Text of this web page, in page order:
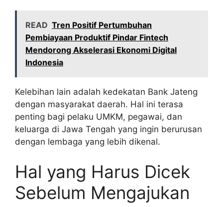
READ Tren Positif Pertumbuhan
Pembiayaan Produktif Pindar Fintech
Mendorong Akselerasi Ekonomi Digital
Indonesia
Kelebihan lain adalah kedekatan Bank Jateng
dengan masyarakat daerah. Hal ini terasa
penting bagi pelaku UMKM, pegawai, dan
keluarga di Jawa Tengah yang ingin berurusan
dengan lembaga yang lebih dikenal.
Hal yang Harus Dicek
Sebelum Mengajukan